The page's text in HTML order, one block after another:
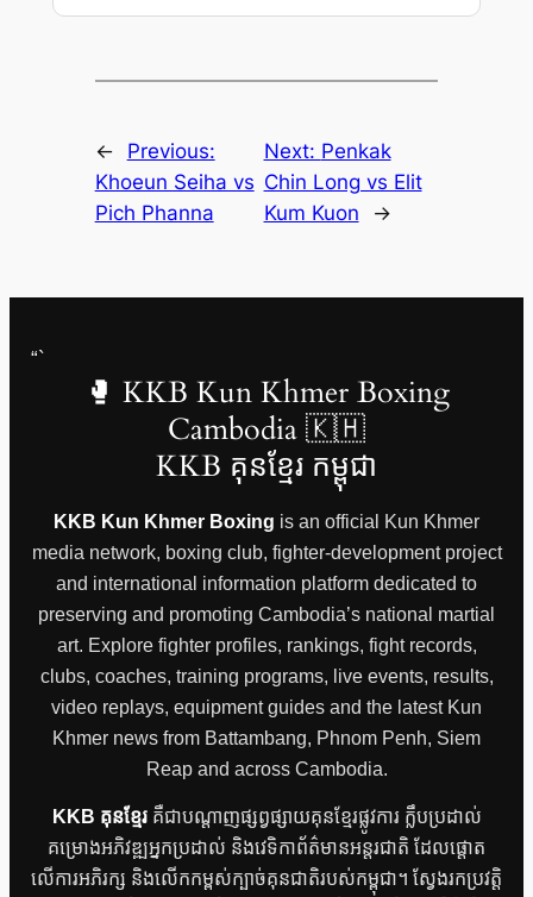
←
Previous:
Khoeun Seiha vs
Pich Phanna
Next: Penkak
Chin Long vs Elit
Kum Kuon
→
“`
🥊 KKB Kun Khmer Boxing
Cambodia 🇰🇭
KKB គុនខ្មែរ កម្ពុជា
KKB Kun Khmer Boxing is an official Kun Khmer
media network, boxing club, fighter-development project
and international information platform dedicated to
preserving and promoting Cambodia’s national martial
art. Explore fighter profiles, rankings, fight records,
clubs, coaches, training programs, live events, results,
video replays, equipment guides and the latest Kun
Khmer news from Battambang, Phnom Penh, Siem
Reap and across Cambodia.
KKB គុនខ្មែរគឺជាបណ្តាញផ្សព្វផ្សាយគុនខ្មែរផ្លូវការ ក្លឹបប្រដាល់
គម្រោងអភិវឌ្ឍអ្នកប្រដាល់ និងវេទិកាព័ត៌មានអន្តរជាតិ ដែលផ្តោត
លើការអភិរក្ស និងលើកកម្ពស់ក្បាច់គុនជាតិរបស់កម្ពុជា។ ស្វែងរកប្រវត្តិ